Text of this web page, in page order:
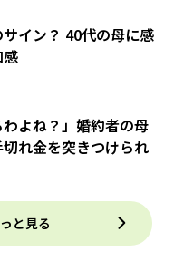
イン？ 40代の母に感
感
わよね？」婚約者の母
れ金を突きつけられ
と見る